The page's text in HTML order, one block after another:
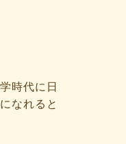
時代に日
なれると